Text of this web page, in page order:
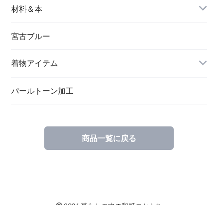
バングル＆ブレスレット
ペンダント
ブローチ
メッセージカード
一筆箋
バッグ
材料＆本
ハンドメイドキット
宮古ブルー
着物アイテム
パールトーン加工
商品一覧に戻る